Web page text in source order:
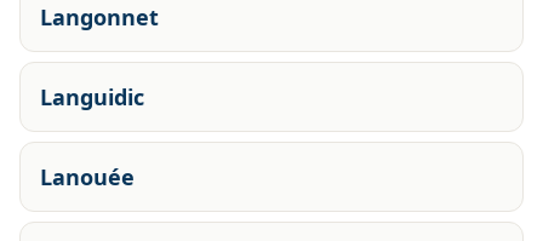
Langonnet
Languidic
Lanouée